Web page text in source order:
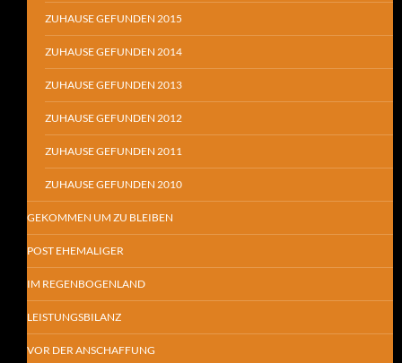
ZUHAUSE GEFUNDEN 2015
ZUHAUSE GEFUNDEN 2014
ZUHAUSE GEFUNDEN 2013
ZUHAUSE GEFUNDEN 2012
ZUHAUSE GEFUNDEN 2011
ZUHAUSE GEFUNDEN 2010
GEKOMMEN UM ZU BLEIBEN
POST EHEMALIGER
IM REGENBOGENLAND
LEISTUNGSBILANZ
VOR DER ANSCHAFFUNG